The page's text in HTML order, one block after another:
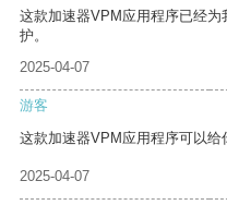
这款加速器VPM应用程序已经
护。
2025-04-07
游客
这款加速器VPM应用程序可以给
2025-04-07